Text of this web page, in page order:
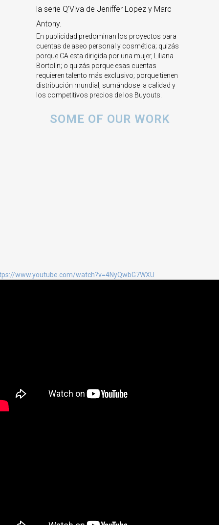
la serie Q’Viva de Jeniffer Lopez y Marc
Antony.
En publicidad predominan los proyectos para
cuentas de aseo personal y cosmética; quizás
porque CA esta dirigida por una mujer, Liliana
Bortolin; o quizás porque esas cuentas
requieren talento más exclusivo; porque tienen
distribución mundial, sumándose la calidad y
los competitivos precios de los Buyouts.
SOME OF OUR WORK
www.youtube.com/watch?v=4NyQwbG7WXU